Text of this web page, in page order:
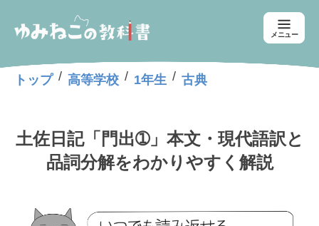
メニュー
トップ / 高等学校 / 1年生 / 古典
土佐日記「門出➀」本文・現代語訳と
品詞分解をわかりやすく解説